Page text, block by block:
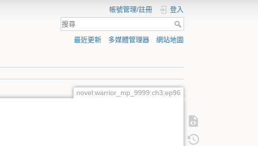
帳號管理/註冊 登入
最近更新 多媒體管理器 網站地圖
novel:warrior_mp_9999:ch3:ep96